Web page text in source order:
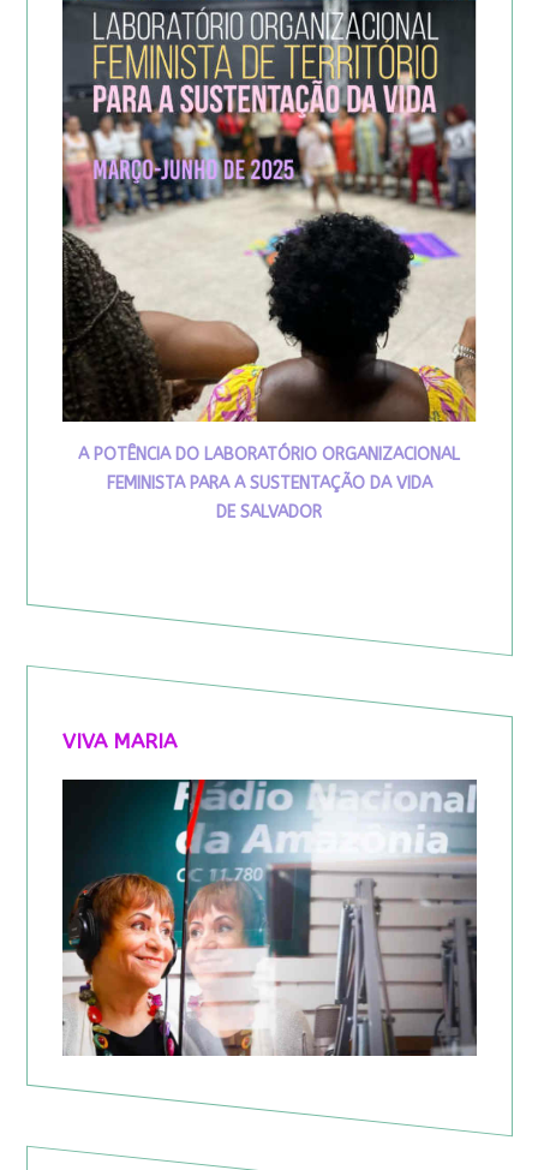
A POTÊNCIA DO LABORATÓRIO ORGANIZACIONAL
FEMINISTA PARA A SUSTENTAÇÃO DA VIDA
DE SALVADOR
VIVA MARIA